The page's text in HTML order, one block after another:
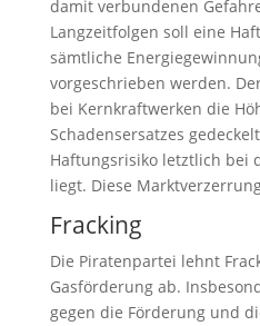
damit verbundenen
Langzeitfolgen soll eine
sämtliche
vorgeschrieben werden.
bei Kernkraftwerken die
Schadensersatzes
Haftungsrisiko letztlich bei
liegt. Diese
Fracking
Die Piratenpartei lehnt
Gasförderung ab.
gegen die Förderung und